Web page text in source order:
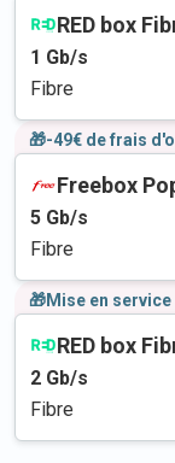
RED box
1 Gb/s
Fibre
🎁-49€ de frais
Freebox
5 Gb/s
Fibre
🎁Mise en
RED box
2 Gb/s
Fibre